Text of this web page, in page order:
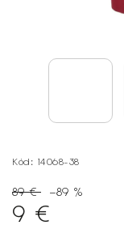
Kód: 14068-38
89 € –89 %
9 €